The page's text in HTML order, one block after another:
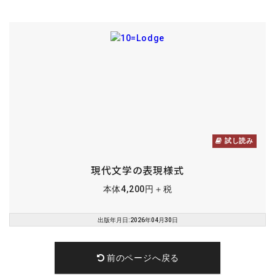
試し読み
現代文学の表現様式
本体4,200円＋税
出版年月日:2026年04月30日
前のページへ戻る